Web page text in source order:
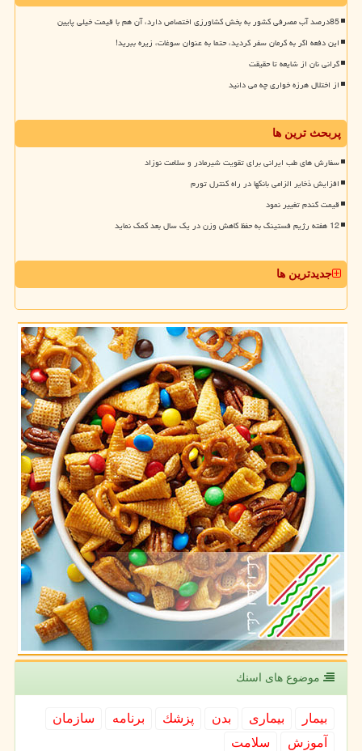
85درصد آب مصرفی کشور به بخش کشاورزی اختصاص دارد، آن هم با قیمت خیلی پایین
این دفعه اگر به کرمان سفر کردید، حتما به عنوان سوغات، زیره ببرید!
گرانی نان از شایعه تا حقیقت
از اختلال هرزه خواری چه می دانید
پربحث ترین ها
سفارش های طب ایرانی برای تقویت شیرمادر و سلامت نوزاد
افزایش ذخایر الزامی بانکها در راه کنترل تورم
قیمت گندم تغییر نمود
12 هفته رژیم فستینگ به حفظ کاهش وزن در یک سال بعد کمک نماید
جدیدترین ها
موضوع های اسنك
بیمار بیماری بدن پزشك برنامه
سازمان
آموزش
سلامت